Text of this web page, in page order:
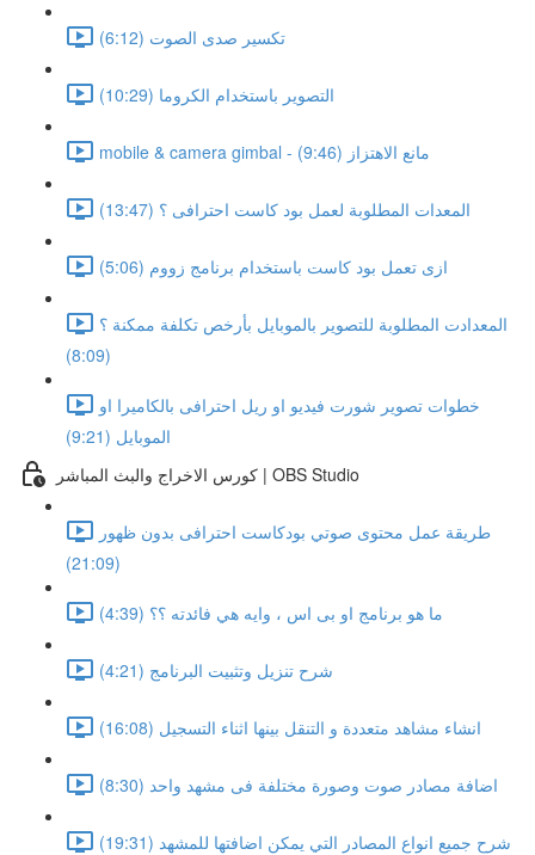
تكسير صدى الصوت (6:12)
التصوير باستخدام الكروما (10:29)
mobile & camera gimbal - مانع الاهتزاز (9:46)
المعدات المطلوبة لعمل بود كاست احترافى ؟ (13:47)
ازى تعمل بود كاست باستخدام برنامج زووم (5:06)
المعدادت المطلوبة للتصوير بالموبايل بأرخص تكلفة ممكنة ؟
(8:09)
خطوات تصوير شورت فيديو او ريل احترافى بالكاميرا او
الموبايل (9:21)
كورس الاخراج والبث المباشر | OBS Studio
طريقة عمل محتوى صوتي بودكاست احترافى بدون ظهور
(21:09)
ما هو برنامج او بى اس ، وايه هي فائدته ؟؟ (4:39)
شرح تنزيل وتثبيت البرنامج (4:21)
انشاء مشاهد متعددة و التنقل بينها اثناء التسجيل (16:08)
اضافة مصادر صوت وصورة مختلفة فى مشهد واحد (8:30)
شرح جميع انواع المصادر التي يمكن اضافتها للمشهد (19:31)